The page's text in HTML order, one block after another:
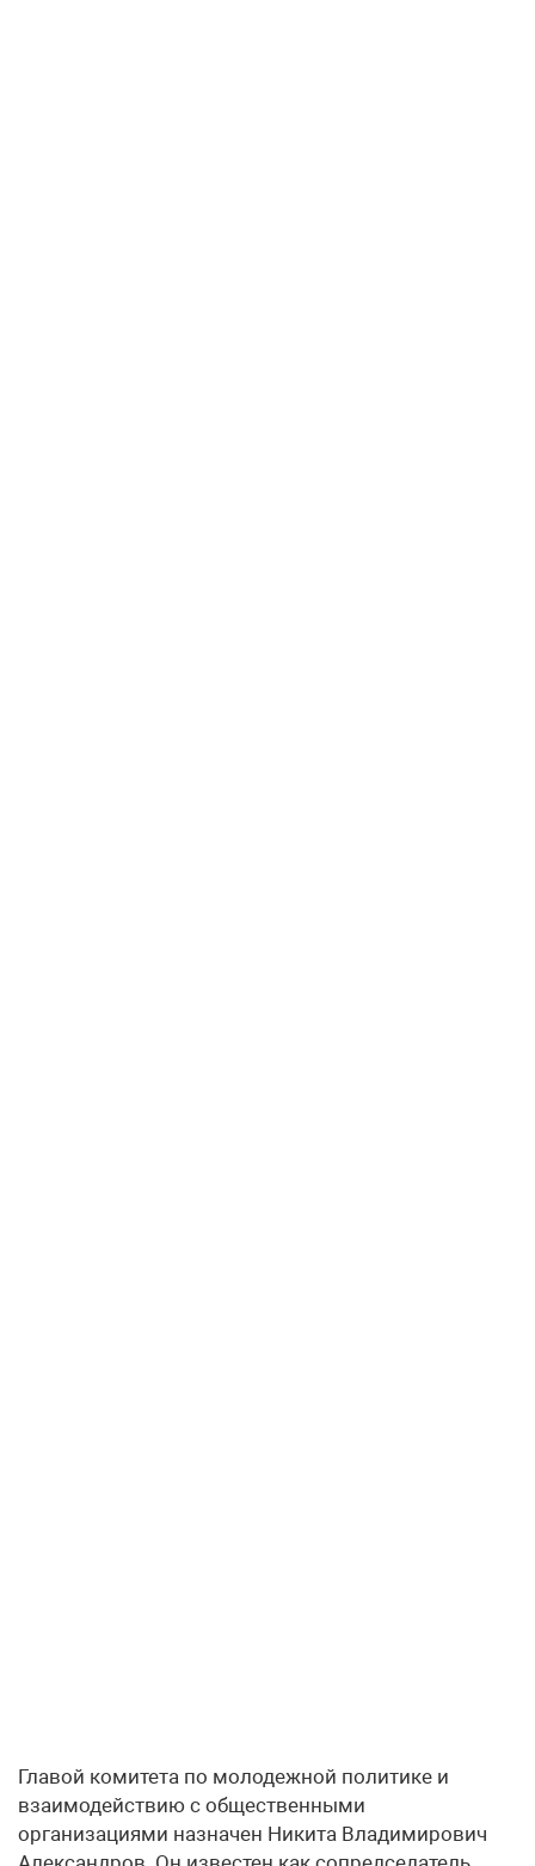
Главой комитета по молодежной политике и
взаимодействию с общественными
организациями назначен Никита Владимирович